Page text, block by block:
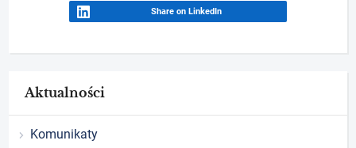
Share on LinkedIn
Aktualności
Komunikaty